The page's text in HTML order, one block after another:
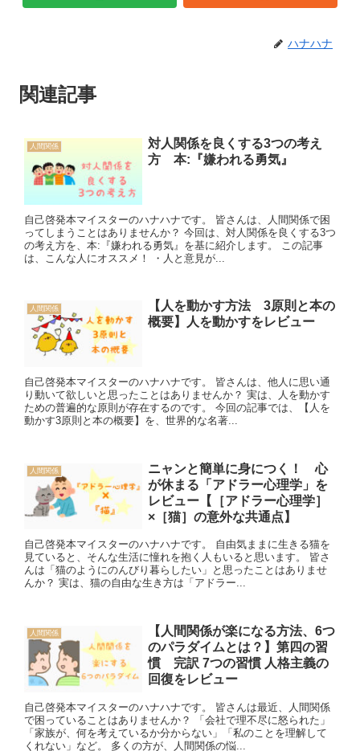
ハナハナ
関連記事
人間関係
対人関係を良くする3つの考え
方 本:『嫌われる勇気』
自己啓発本マイスターのハナハナです。 皆さんは、人間関係で困
ってしまうことはありませんか？ 今回は、対人関係を良くする3つ
の考え方を、本:『嫌われる勇気』を基に紹介します。 この記事
は、こんな人にオススメ！ ・人と意見が...
人間関係
【人を動かす方法 3原則と本の
概要】人を動かすをレビュー
自己啓発本マイスターのハナハナです。 皆さんは、他人に思い通
り動いて欲しいと思ったことはありませんか？ 実は、人を動かす
ための普遍的な原則が存在するのです。 今回の記事では、【人を
動かす3原則と本の概要】を、世界的な名著...
人間関係
ニャンと簡単に身につく！ 心
が休まる「アドラー心理学」を
レビュー【［アドラー心理学］
×［猫］の意外な共通点】
自己啓発本マイスターのハナハナです。 自由気ままに生きる猫を
見ていると、そんな生活に憧れを抱く人もいると思います。 皆さ
んは「猫のようにのんびり暮らしたい」と思ったことはありませ
んか？ 実は、猫の自由な生き方は「アドラー...
人間関係
【人間関係が楽になる方法、6つ
のパラダイムとは？】第四の習
慣 完訳 7つの習慣 人格主義の
回復をレビュー
自己啓発本マイスターのハナハナです。 皆さんは最近、人間関係
で困っていることはありませんか？ 「会社で理不尽に怒られた」
「家族が、何を考えているか分からない」「私のことを理解して
くれない」など。 多くの方が、人間関係の悩...